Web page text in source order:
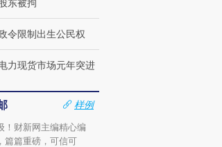
东被拘
令限制出生公民权
力现货市场元年突进
样例
！财新网主编精心编
篇篇重磅，可信可